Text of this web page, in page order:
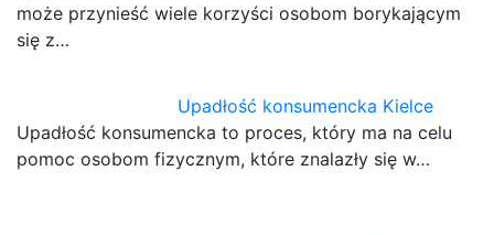
może przynieść wiele korzyści osobom borykającym
się z…
Upadłość konsumencka Kielce
Upadłość konsumencka to proces, który ma na celu
pomoc osobom fizycznym, które znalazły się w…